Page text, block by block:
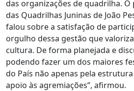
das organizações de quadrilha. O
das Quadrilhas Juninas de João
falou sobre a satisfação de
orgulho dessa gestão que
cultura. De forma planejada e
podendo fazer um dos maiores
do País não apenas pela
apoio às agremiações”, afirmou.